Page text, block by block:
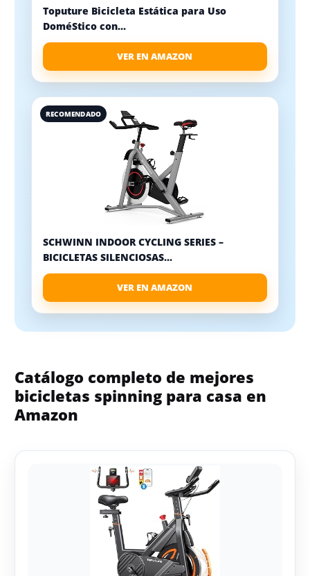
Toputure Bicicleta Estática para Uso
DoméStico con...
VER EN AMAZON
RECOMENDADO
SCHWINN INDOOR CYCLING SERIES –
BICICLETAS SILENCIOSAS...
VER EN AMAZON
Catálogo completo de mejores
bicicletas spinning para casa en
Amazon